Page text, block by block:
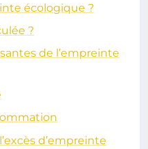
écologique ?
?
de l’empreinte
d’empreinte